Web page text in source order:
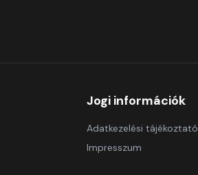
Jogi információk
Adatkezelési tájékoztató
Impresszum